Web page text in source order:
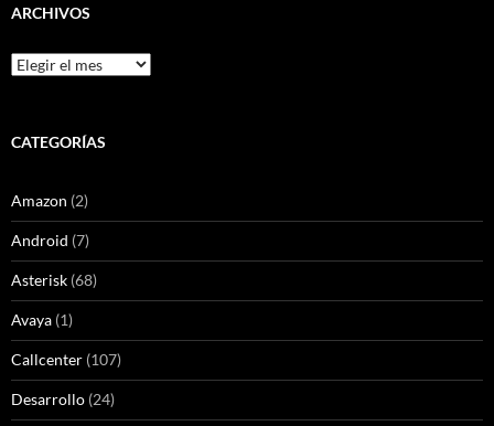
ARCHIVOS
Archivos
CATEGORÍAS
Amazon (2)
Android (7)
Asterisk (68)
Avaya (1)
Callcenter (107)
Desarrollo (24)